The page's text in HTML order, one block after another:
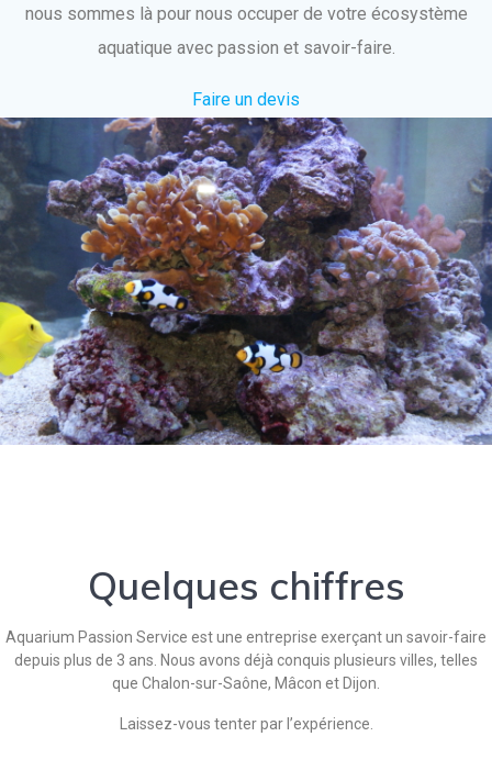
nous sommes là pour nous occuper de votre écosystème
aquatique avec passion et savoir-faire.
Faire un devis
Quelques chiffres
Aquarium Passion Service est une entreprise exerçant un savoir-faire
depuis plus de 3 ans. Nous avons déjà conquis plusieurs villes, telles
que Chalon-sur-Saône, Mâcon et Dijon.
Laissez-vous tenter par l’expérience.